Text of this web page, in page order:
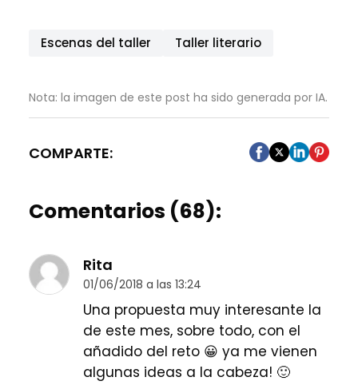
Escenas del taller Taller literario
Nota: la imagen de este post ha sido generada por IA.
COMPARTE:
Comentarios (68):
Rita
01/06/2018 a las 13:24
Una propuesta muy interesante la
de este mes, sobre todo, con el
añadido del reto 😀 ya me vienen
algunas ideas a la cabeza! 🙂